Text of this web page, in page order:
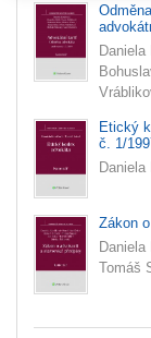
Etický
č. 1/
Daniela
Zákon
Tomáš